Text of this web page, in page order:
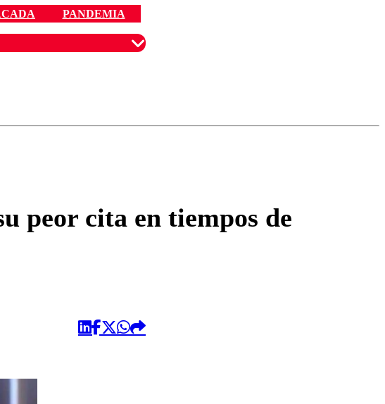
PANDEMIA
peor cita en tiempos de